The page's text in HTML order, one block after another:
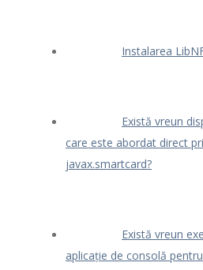
Instalarea
Există vreun
care este abordat direct
javax.smartcard?
Există vreun
aplicație de consolă